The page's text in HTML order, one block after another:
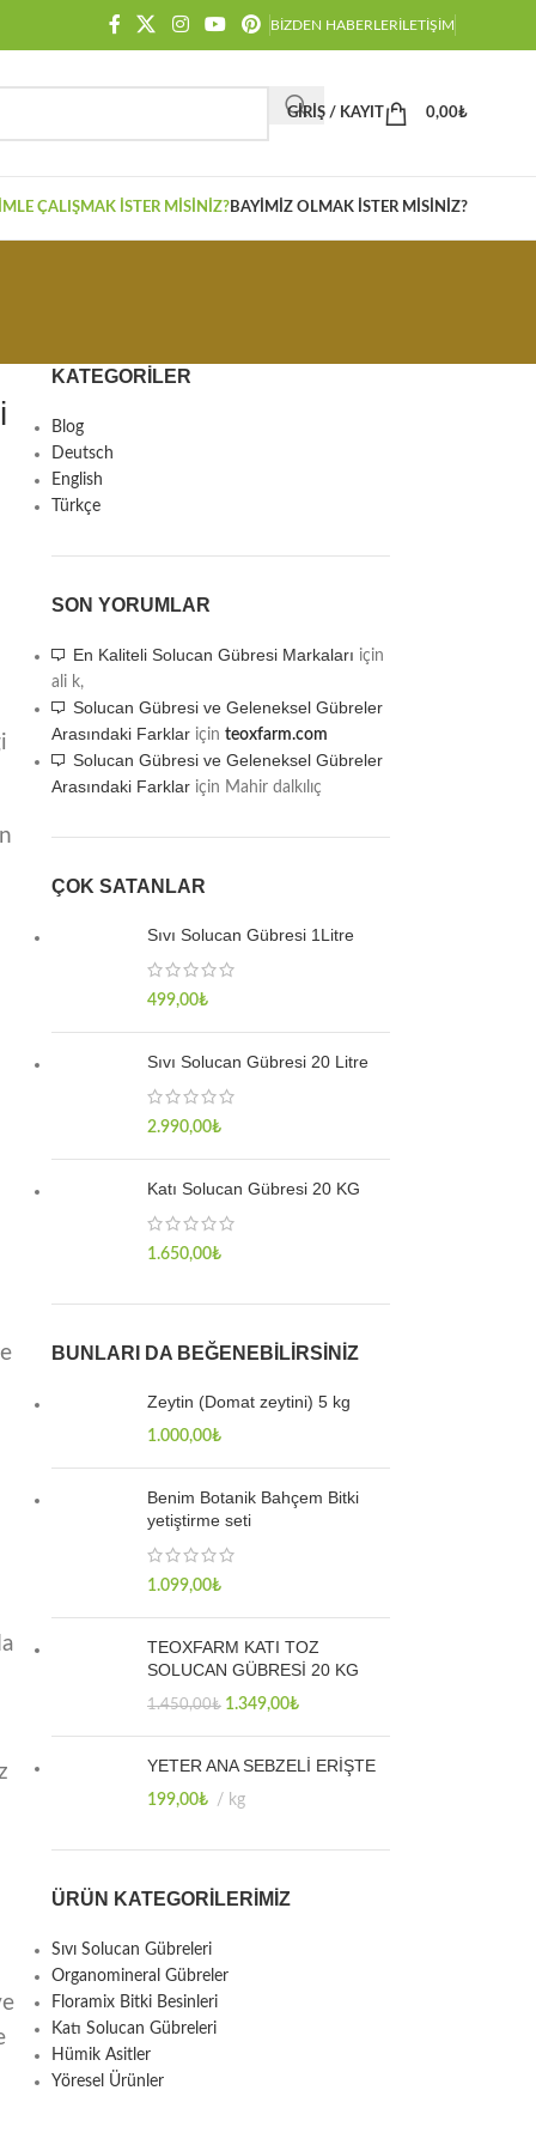
BIZDEN HABERLERİLETIŞIM
GIRIŞ / KAYIT 0,00₺
ÇALIŞMAK İSTER MISINIZ?BAYIMIZ OLMAK İSTER MISINIZ?
KATEGORILER
Blog
Deutsch
English
Türkçe
SON YORUMLAR
En Kaliteli Solucan Gübresi Markaları için
ali k,
Solucan Gübresi ve Geleneksel Gübreler
Arasındaki Farklariçin teoxfarm.com
Solucan Gübresi ve Geleneksel Gübreler
Arasındaki Farklariçin Mahir dalkılıç
ÇOK SATANLAR
Sıvı Solucan Gübresi 1Litre
499,00₺
Sıvı Solucan Gübresi 20 Litre
2.990,00₺
Katı Solucan Gübresi 20 KG
1.650,00₺
BUNLARI DA BEĞENEBILIRSINIZ
Zeytin (Domat zeytini) 5 kg
1.000,00₺
Benim Botanik Bahçem Bitki
yetiştirme seti
1.099,00₺
TEOXFARM KATI TOZ
SOLUCAN GÜBRESİ 20 KG
1.450,00₺ 1.349,00₺
YETER ANA SEBZELİ ERİŞTE
199,00₺ kg
ÜRÜN KATEGORILERIMIZ
Sıvı Solucan Gübreleri
Organomineral Gübreler
Floramix Bitki Besinleri
Katı Solucan Gübreleri
Hümik Asitler
Yöresel Ürünler